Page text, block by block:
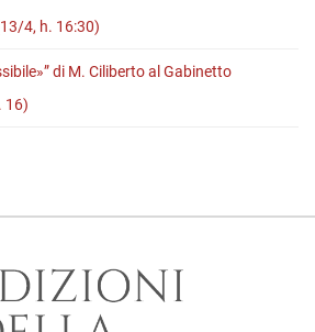
4, h. 16:30)
di M. Ciliberto al Gabinetto
16)